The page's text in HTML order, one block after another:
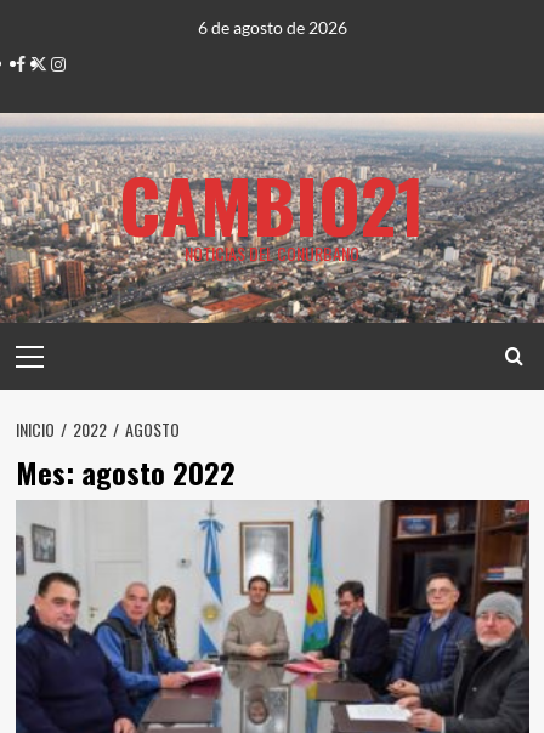
contenido
6 de agosto de 2026
Facebook
TwitterInstagram
CAMBIO21
NOTICIAS DEL CONURBANO
principal
INICIO 2022 AGOSTO
Mes: agosto 2022